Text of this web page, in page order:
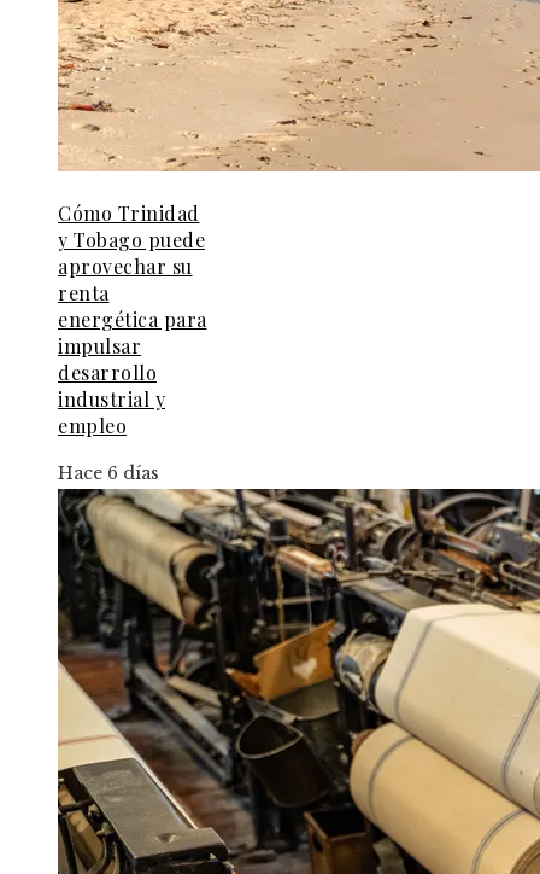
Cómo Trinidad
y Tobago puede
aprovechar su
renta
energética para
impulsar
desarrollo
industrial y
empleo
Hace 6 días